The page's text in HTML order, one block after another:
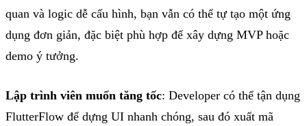
quan và logic dễ cấu hình, bạn vẫn có thể tự tạo một ứng
dụng đơn giản, đặc biệt phù hợp để xây dựng MVP hoặc
demo ý tưởng.
Lập trình viên muốn tăng tốc: Developer có thể tận dụng
FlutterFlow để dựng UI nhanh chóng, sau đó xuất mã